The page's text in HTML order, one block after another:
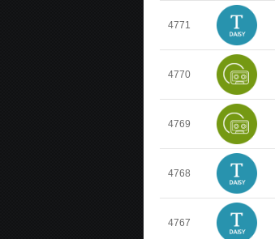
4771
4770
4769
4768
4767